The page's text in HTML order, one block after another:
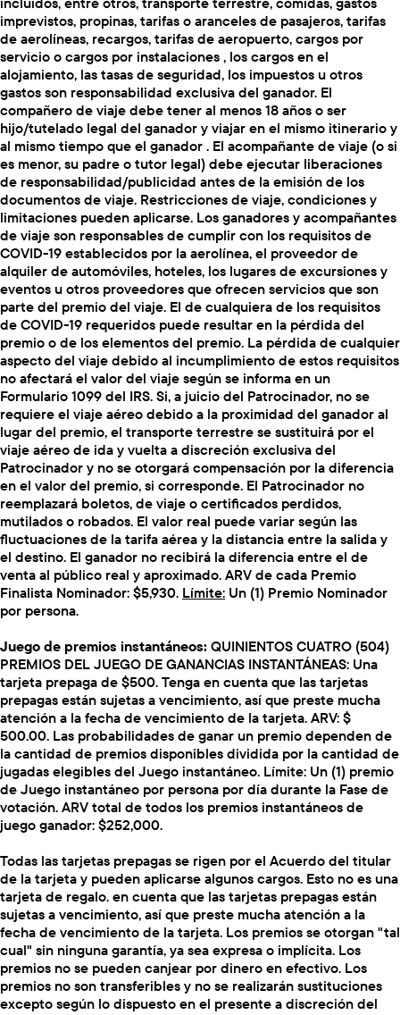
imprevistos, propinas, tarifas o aranceles de pasajeros, tarifas
de aerolíneas, recargos, tarifas de aeropuerto, cargos por
servicio o cargos por instalaciones , los cargos en el
alojamiento, las tasas de seguridad, los impuestos u otros
gastos son responsabilidad exclusiva del ganador. El
compañero de viaje debe tener al menos 18 años o ser
hijo/tutelado legal del ganador y viajar en el mismo itinerario y
al mismo tiempo que el ganador . El acompañante de viaje (o si
es menor, su padre o tutor legal) debe ejecutar liberaciones
de responsabilidad/publicidad antes de la emisión de los
documentos de viaje. Restricciones de viaje, condiciones y
limitaciones pueden aplicarse. Los ganadores y acompañantes
de viaje son responsables de cumplir con los requisitos de
COVID-19 establecidos por la aerolínea, el proveedor de
alquiler de automóviles, hoteles, los lugares de excursiones y
eventos u otros proveedores que ofrecen servicios que son
parte del premio del viaje. El de cualquiera de los requisitos
de COVID-19 requeridos puede resultar en la pérdida del
premio o de los elementos del premio. La pérdida de cualquier
aspecto del viaje debido al incumplimiento de estos requisitos
no afectará el valor del viaje según se informa en un
Formulario 1099 del IRS. Si, a juicio del Patrocinador, no se
requiere el viaje aéreo debido a la proximidad del ganador al
lugar del premio, el transporte terrestre se sustituirá por el
viaje aéreo de ida y vuelta a discreción exclusiva del
Patrocinador y no se otorgará compensación por la diferencia
en el valor del premio, si corresponde. El Patrocinador no
reemplazará boletos, de viaje o certificados perdidos,
mutilados o robados. El valor real puede variar según las
fluctuaciones de la tarifa aérea y la distancia entre la salida y
el destino. El ganador no recibirá la diferencia entre el de
venta al público real y aproximado. ARV de cada Premio
Finalista Nominador: $5,930. Límite: Un (1) Premio Nominador
por persona.
Juego de premios instantáneos: QUINIENTOS CUATRO (504)
PREMIOS DEL JUEGO DE GANANCIAS INSTANTÁNEAS: Una
tarjeta prepaga de $500. Tenga en cuenta que las tarjetas
prepagas están sujetas a vencimiento, así que preste mucha
atención a la fecha de vencimiento de la tarjeta. ARV: $
500.00. Las probabilidades de ganar un premio dependen de
la cantidad de premios disponibles dividida por la cantidad de
jugadas elegibles del Juego instantáneo. Límite: Un (1) premio
de Juego instantáneo por persona por día durante la Fase de
votación. ARV total de todos los premios instantáneos de
juego ganador: $252,000.
Todas las tarjetas prepagas se rigen por el Acuerdo del titular
de la tarjeta y pueden aplicarse algunos cargos. Esto no es una
tarjeta de regalo. en cuenta que las tarjetas prepagas están
sujetas a vencimiento, así que preste mucha atención a la
fecha de vencimiento de la tarjeta. Los premios se otorgan "tal
cual" sin ninguna garantía, ya sea expresa o implícita. Los
premios no se pueden canjear por dinero en efectivo. Los
premios no son transferibles y no se realizarán sustituciones
excepto según lo dispuesto en el presente a discreción del